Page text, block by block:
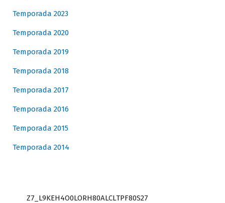
Temporada 2023
Temporada 2020
Temporada 2019
Temporada 2018
Temporada 2017
Temporada 2016
Temporada 2015
Temporada 2014
Z7_L9KEH4O0LORH80ALCLTPF80S27